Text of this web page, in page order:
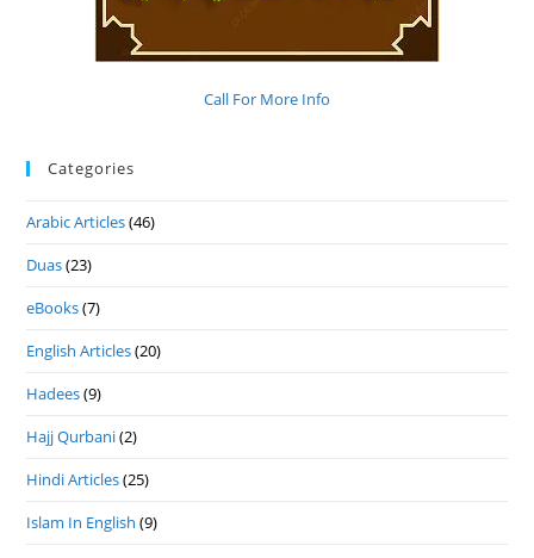
Call For More Info
Categories
Arabic Articles(46)
Duas(23)
eBooks(7)
English Articles(20)
Hadees(9)
Hajj Qurbani(2)
Hindi Articles(25)
Islam In English (9)